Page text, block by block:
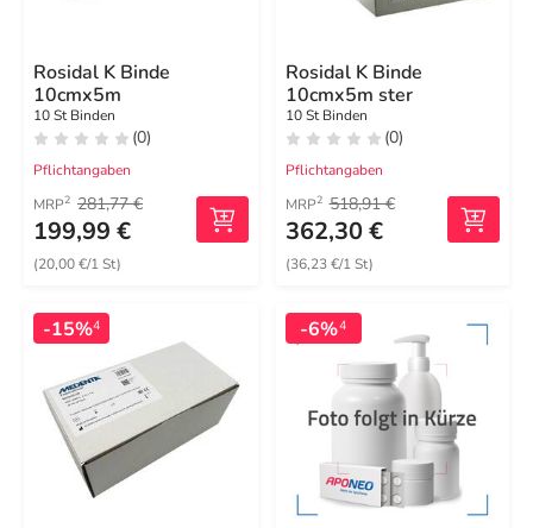
Rosidal K Binde
10cmx5m
10 St Binden
(0)
Pflichtangaben
MRP2 281,77 €
199,99 €
(20,00 €/1 St)
Rosidal K Binde
10cmx5m ster
10 St Binden
(0)
Pflichtangaben
MRP2 518,91 €
362,30 €
(36,23 €/1 St)
-15%4 -6%4